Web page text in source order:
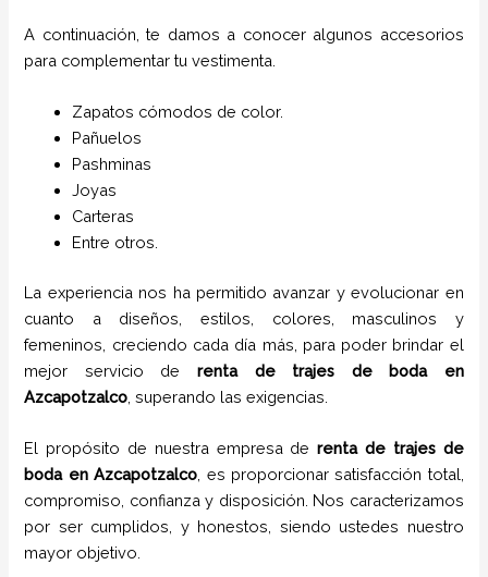
A continuación, te damos a conocer algunos accesorios
para complementar tu vestimenta.
Zapatos cómodos de color.
Pañuelos
Pashminas
Joyas
Carteras
Entre otros.
La experiencia nos ha permitido avanzar y evolucionar en
cuanto a diseños, estilos, colores, masculinos y
femeninos, creciendo cada día más, para poder brindar el
mejor servicio de renta de trajes de bodaen
Azcapotzalco , superando las exigencias.
El propósito de nuestra empresa derenta de trajes de
boda en Azcapotzalco , es proporcionar satisfacción total,
compromiso, confianza y disposición. Nos caracterizamos
por ser cumplidos, y honestos, siendo ustedes nuestro
mayor objetivo.